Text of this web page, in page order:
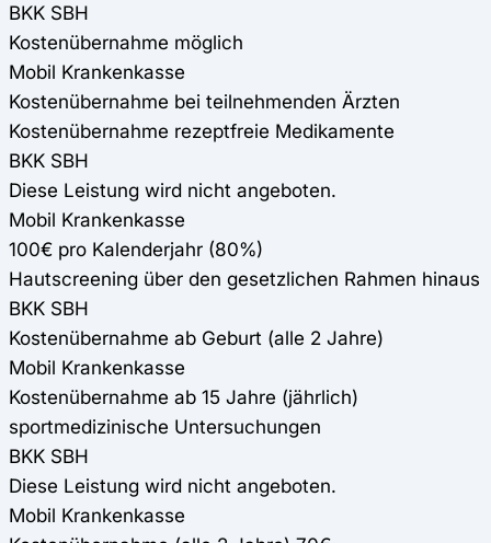
BKK SBH
Kostenübernahme möglich
Mobil Krankenkasse
Kostenübernahme bei teilnehmenden Ärzten
Kostenübernahme rezeptfreie Medikamente
BKK SBH
Diese Leistung wird nicht angeboten.
Mobil Krankenkasse
100€ pro Kalenderjahr (80%)
Hautscreening über den gesetzlichen Rahmen hinaus
BKK SBH
Kostenübernahme ab Geburt (alle 2 Jahre)
Mobil Krankenkasse
Kostenübernahme ab 15 Jahre (jährlich)
sportmedizinische Untersuchungen
BKK SBH
Diese Leistung wird nicht angeboten.
Mobil Krankenkasse